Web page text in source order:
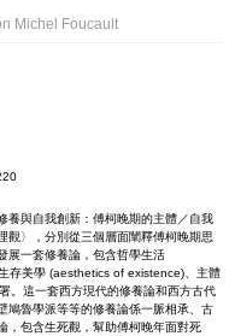
Michel Foucault
養與自我創新：傅柯晚期的主體／自我
觀〉，分別從三個層面闡釋傅柯晚期思
展一套修養論，包含哲學生活
存美學 (aesthetics of existence)、主體
。這一套西方現代的修養論和西方古代
鳩魯學派等等的修養論係一脈相承、古
，包含生死觀，幫助傅柯晚年面對死